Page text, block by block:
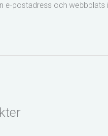
e-postadress och